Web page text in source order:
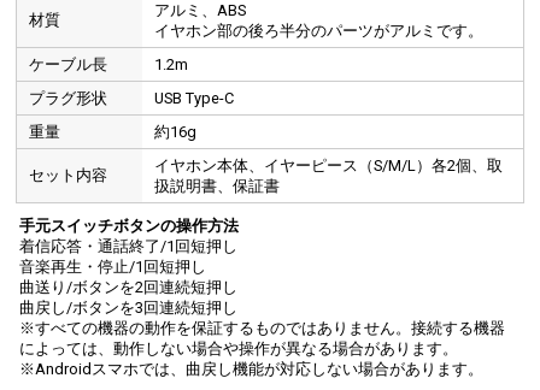
3種から選べるイヤーピース付き
材質
アルミ、ABS
イヤホン部の後ろ半分のパーツがアルミです。
ケーブル長
1.2m
プラグ形状
USB Type-C
重量
約16g
セット内容
イヤホン本体、イヤーピース（S/M/L）各2個、取
扱説明書、保証書
手元スイッチボタンの操作方法
着信応答・通話終了/1回短押し
音楽再生・停止/1回短押し
曲送り/ボタンを2回連続短押し
曲戻し/ボタンを3回連続短押し
※すべての機器の動作を保証するものではありません。接続する機器
によっては、動作しない場合や操作が異なる場合があります。
※Androidスマホでは、曲戻し機能が対応しない場合があります。